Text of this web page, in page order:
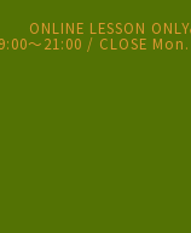
ONLINE LESSON ONLY
〜21:00 / CLOSE Mon.